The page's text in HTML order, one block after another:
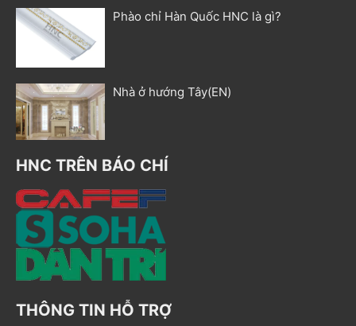
Phào chỉ Hàn Quốc HNC là gì?
Nhà ở hướng Tây(EN)
HNC TRÊN BÁO CHÍ
THÔNG TIN HỖ TRỢ